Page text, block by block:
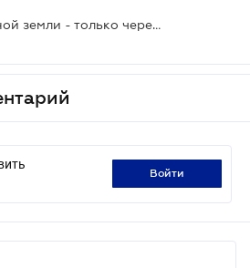
Аренда государственной земли - только через аукцион
войти